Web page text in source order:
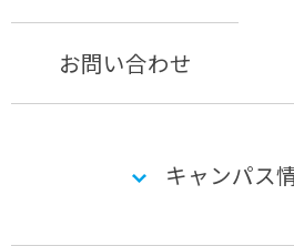
お問い合わせ
キャンパス